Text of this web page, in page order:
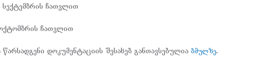
ჩათვლით
ჩათვლით
დოკუმენტაციის შესახებ განთავსებულია ბმულზე.